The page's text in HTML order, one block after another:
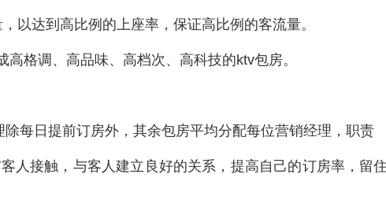
以达到高比例的上座率，保证高比例的客流量。
格调、高品味、高档次、高科技的ktv包房。
每日提前订房外，其余包房平均分配每位营销经理，职责
人接触，与客人建立良好的关系，提高自己的订房率，留住